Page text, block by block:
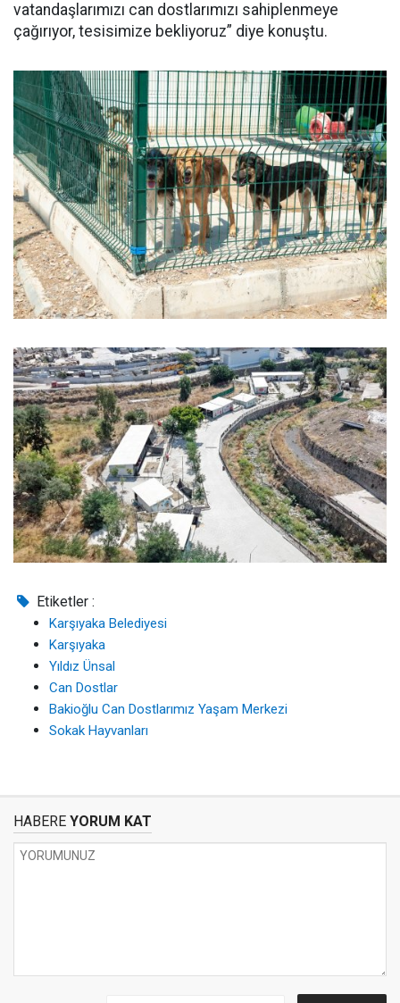
vatandaşlarımızı can dostlarımızı sahiplenmeye
çağırıyor, tesisimize bekliyoruz” diye konuştu.
Etiketler :
Karşıyaka Belediyesi
Karşıyaka
Yıldız Ünsal
Can Dostlar
Bakioğlu Can Dostlarımız Yaşam Merkezi
Sokak Hayvanları
HABERE YORUM KAT